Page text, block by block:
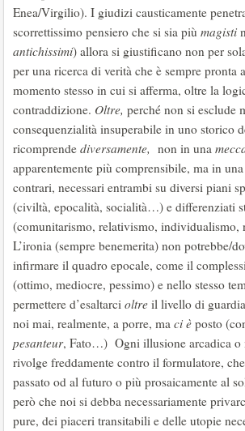
Enea/Virgilio). I giudizi causticamente
scorrettissimo pensiero che si sia più magisti
antichissimi) allora si giustificano non per
per una ricerca di verità che è sempre pronta
momento stesso in cui si afferma, oltre la
contraddizione. Oltre, perché non si esclude
consequenzialità insuperabile in uno storico
ricomprende diversamente, non in una
apparentemente più comprensibile, ma in
contrari, necessari entrambi su diversi piani
(civiltà, epocalità, socialità…) e differenziati
(comunitarismo, relativismo,
L’ironia (sempre benemerita) non potrebbe/
infirmare il quadro epocale, come il
(ottimo, mediocre, pessimo) e nello stesso
permettere d’esaltarci oltre il livello di
noi mai, realmente, a porre, ma ci è posto
pesanteur, Fato…) Ogni illusione arcadica o
rivolge freddamente contro il formulatore,
passato od al futuro o più prosaicamente al
però che noi si debba necessariamente
pure, dei piaceri transitabili e delle utopie